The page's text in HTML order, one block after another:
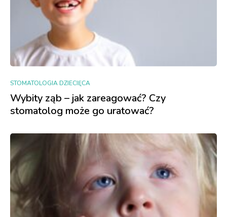
STOMATOLOGIA DZIECIĘCA
Wybity ząb – jak zareagować? Czy
stomatolog może go uratować?